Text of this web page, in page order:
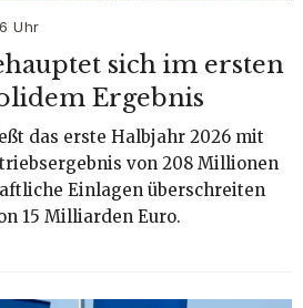
Uhr
sich im ersten
Ergebnis
das erste Halbjahr 2026 mit
von 208 Millionen
Einlagen überschreiten
15 Milliarden Euro.